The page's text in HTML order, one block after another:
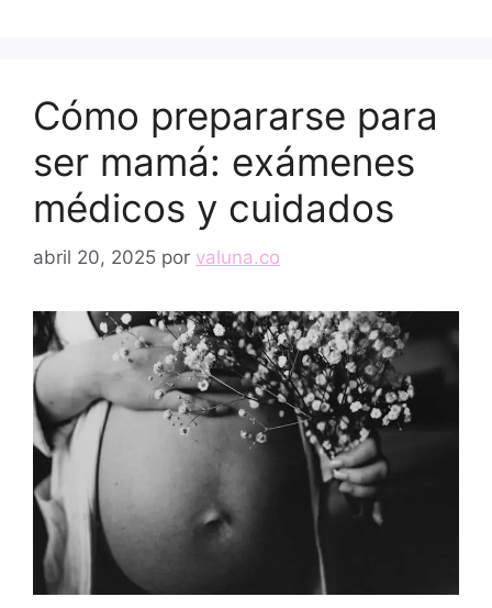
Cómo prepararse para
ser mamá: exámenes
médicos y cuidados
abril 20, 2025 por valuna.co